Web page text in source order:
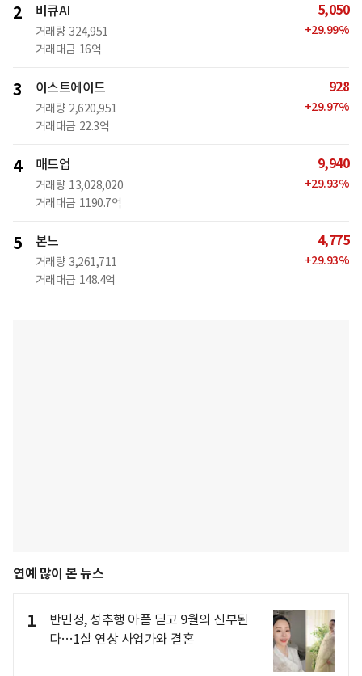
2 비큐AI
거래량 324,951
거래대금 16억
5,050
+29.99%
3 이스트에이드
거래량 2,620,951
거래대금 22.3억
928
+29.97%
4 매드업
거래량 13,028,020
거래대금 1190.7억
9,940
+29.93%
5 본느
거래량 3,261,711
거래대금 148.4억
4,775
+29.93%
연예 많이 본 뉴스
1
반민정, 성추행 아픔 딛고 9월의 신부된
다…1살 연상 사업가와 결혼